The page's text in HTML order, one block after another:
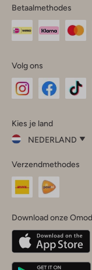
Betaalmethodes
Volg ons
InstagramFacebook
Kies je land
NEDERLAND
je
land
Nederland
Belgique
Deutschland
Verzendmethodes
Download onze